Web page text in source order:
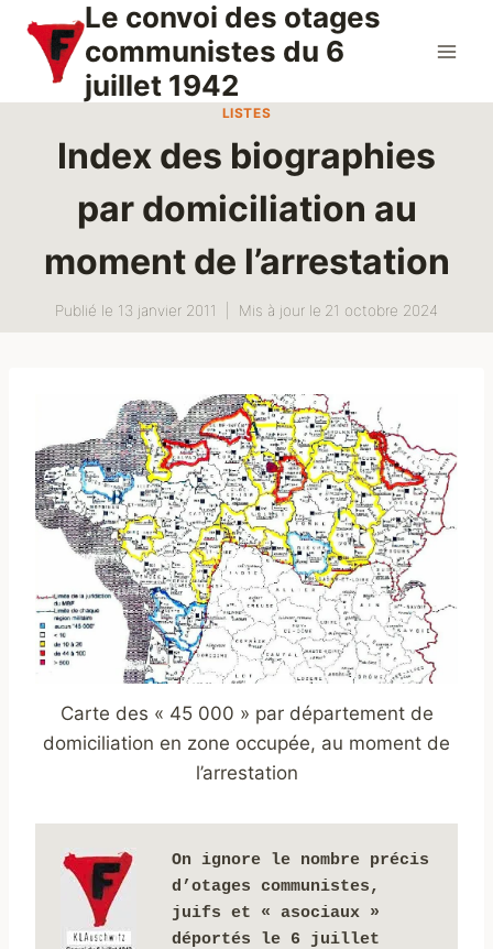
contenu
Le convoi des otages
communistes du 6
juillet 1942
LISTES
Index des biographies
par domiciliation au
moment de l’arrestation
Publié le 13 janvier 2011 Mis à jour le 21 octobre 2024
Carte des « 45 000 » par département de
domiciliation en zone occupée, au moment de
l’arrestation
On ignore le nombre précis
d’otages communistes,
juifs et « asociaux »
déportés le 6 juillet